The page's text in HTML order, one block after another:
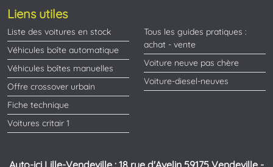
Liens utiles
Liste des voitures en stock
Véhicules boîte automatique
Véhicules boîtes manuelles
Offre crossover urbain
Fiche technique
Voitures critair 1
Tous les guides pratiques :
achat - vente
Voiture neuve pas chère
Voiture-diesel-neuves